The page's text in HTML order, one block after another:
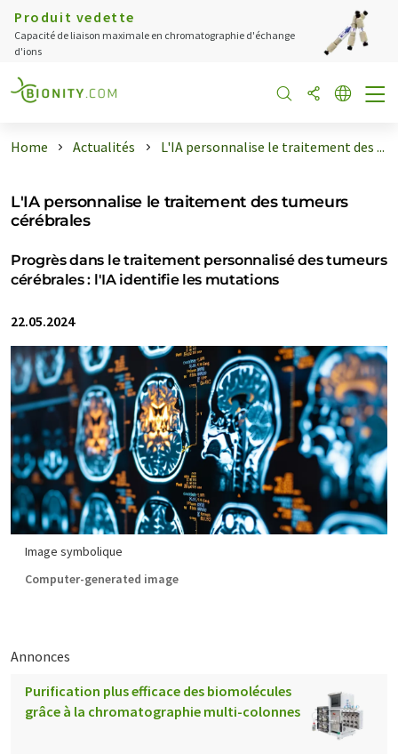
Produit vedette
Capacité de liaison maximale en chromatographie d'échange
d'ions
Home Actualités L'IA personnalise le traitement des ...
L'IA personnalise le traitement des tumeurs
cérébrales
Progrès dans le traitement personnalisé des tumeurs
cérébrales : l'IA identifie les mutations
22.05.2024
Image symbolique
Computer-generated image
Annonces
Purification plus efficace des biomolécules
grâce à la chromatographie multi-colonnes